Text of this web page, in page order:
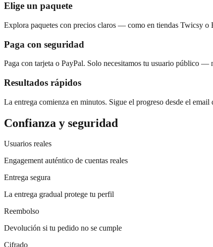
Elige un paquete
Explora paquetes con precios claros — como en tiendas Twicsy o
Paga con seguridad
Paga con tarjeta o PayPal. Solo necesitamos tu usuario público —
Resultados rápidos
La entrega comienza en minutos. Sigue el progreso desde el email
Confianza y seguridad
Usuarios reales
Engagement auténtico de cuentas reales
Entrega segura
La entrega gradual protege tu perfil
Reembolso
Devolución si tu pedido no se cumple
Cifrado